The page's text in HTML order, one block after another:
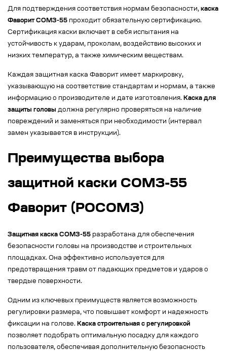
Для подтверждения соответствия нормам безопасности, каска
Фаворит СОМЗ-55 проходит обязательную сертификацию.
Сертификация каски включает в себя испытания на
устойчивость к ударам, проколам, воздействию высоких и
низких температур, а также химическим веществам.
Каждая защитная каска Фаворит имеет маркировку,
указывающую на соответствие стандартам и нормам, а также
информацию о производителе и дате изготовления. Каска для
защиты головы должна регулярно проверяться на наличие
повреждений и заменяться при необходимости (интервал
замен указывается в инструкции).
Преимущества выбора
защитной каски СОМЗ-55
Фаворит (РОСОМЗ)
Защитная каска СОМЗ-55 разработана для обеспечения
безопасности головы на производстве и строительных
площадках. Она эффективно используется для
предотвращения травм от падающих предметов и ударов о
твердые поверхности.
Одним из ключевых преимуществ является возможность
регулировки размера, что повышает комфорт и надежность
фиксации на голове. Каска строительная с регулировкой
позволяет подобрать оптимальную посадку для каждого
пользователя, обеспечивая дополнительную безопасность